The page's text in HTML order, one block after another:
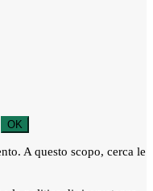
OK
A questo scopo, cerca le